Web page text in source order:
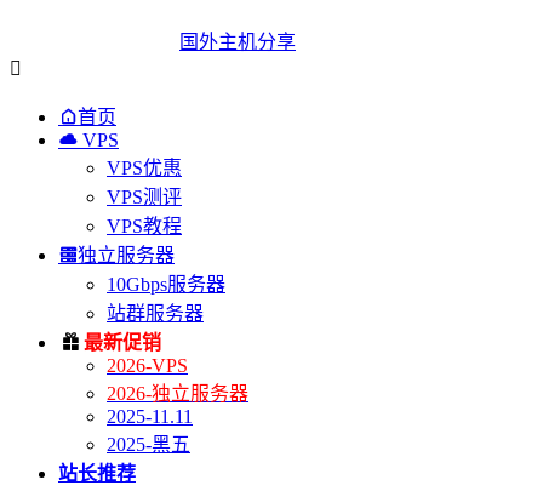
国外主机分享

首页
 VPS
VPS优惠
VPS测评
VPS教程
独立服务器
10Gbps服务器
站群服务器
 最新促销
2026-VPS
2026-独立服务器
2025-11.11
2025-黑五
站长推荐